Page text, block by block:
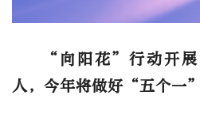
“向阳花”行动开
人，今年将做好“五个一”